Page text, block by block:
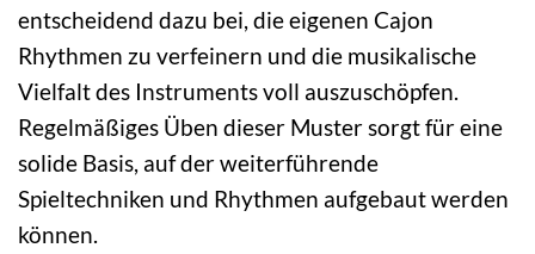
entscheidend dazu bei, die eigenen Cajon
Rhythmen zu verfeinern und die musikalische
Vielfalt des Instruments voll auszuschöpfen.
Regelmäßiges Üben dieser Muster sorgt für eine
solide Basis, auf der weiterführende
Spieltechniken und Rhythmen aufgebaut werden
können.